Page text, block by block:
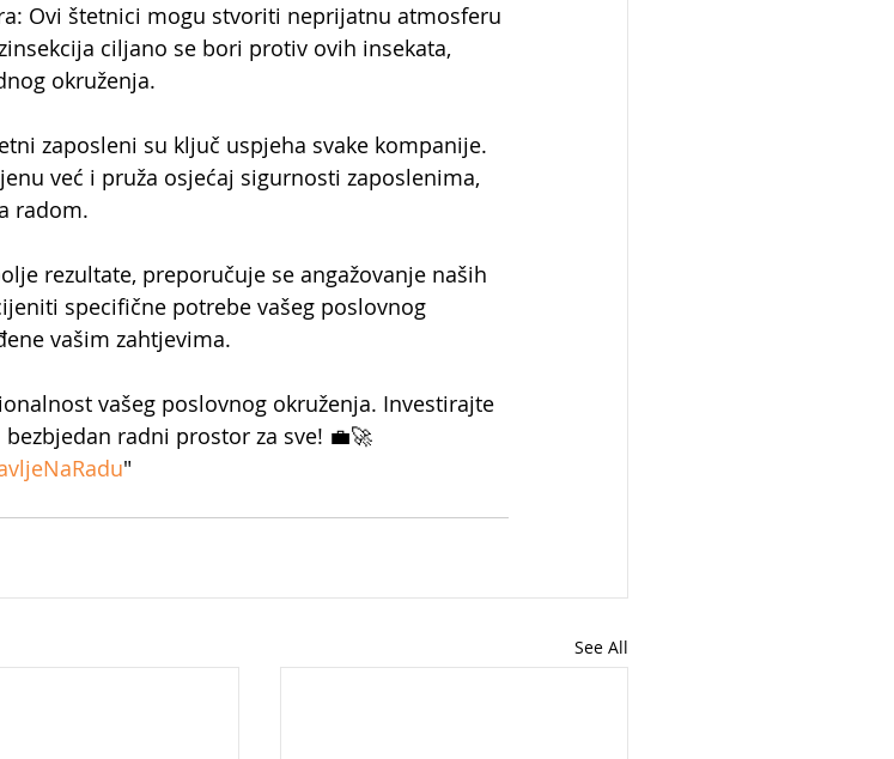
Ovi štetnici mogu stvoriti neprijatnu atmosferu
ciljano se bori protiv ovih insekata,
okruženja.
zaposleni su ključ uspjeha svake kompanije.
već i pruža osjećaj sigurnosti zaposlenima,
radom.
rezultate, preporučuje se angažovanje naših
specifične potrebe vašeg poslovnog
vašim zahtjevima.
vašeg poslovnog okruženja. Investirajte
radni prostor za sve! 💼🚀
"
See All